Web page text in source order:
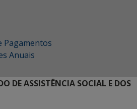
Pagamentos
Anuais
DE ASSISTÊNCIA SOCIAL E DOS